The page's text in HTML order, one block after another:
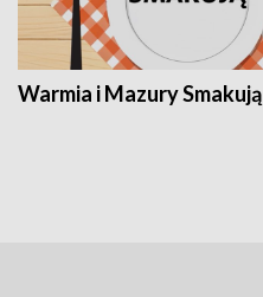
Warmia i Mazury Smakują